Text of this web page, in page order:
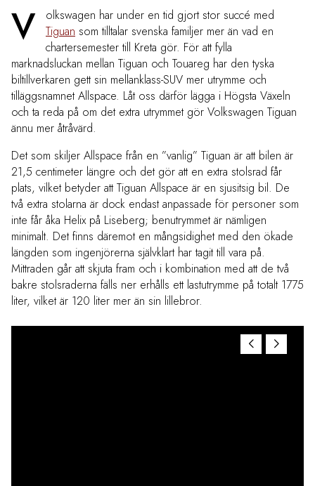
V
olkswagen har under en tid gjort stor succé med
Tiguan som tilltalar svenska familjer mer än vad en
chartersemester till Kreta gör. För att fylla
marknadsluckan mellan Tiguan och Touareg har den tyska
biltillverkaren gett sin mellanklass-SUV mer utrymme och
tilläggsnamnet Allspace. Låt oss därför lägga i Högsta Växeln
och ta reda på om det extra utrymmet gör Volkswagen Tiguan
ännu mer åtråvärd.
Det som skiljer Allspace från en ”vanlig” Tiguan är att bilen är
21,5 centimeter längre och det gör att en extra stolsrad får
plats, vilket betyder att Tiguan Allspace är en sjusitsig bil. De
två extra stolarna är dock endast anpassade för personer som
inte får åka Helix på Liseberg; benutrymmet är nämligen
minimalt. Det finns däremot en mångsidighet med den ökade
längden som ingenjörerna självklart har tagit till vara på.
Mittraden går att skjuta fram och i kombination med att de två
bakre stolsraderna fälls ner erhålls ett lastutrymme på totalt 1775
liter, vilket är 120 liter mer än sin lillebror.